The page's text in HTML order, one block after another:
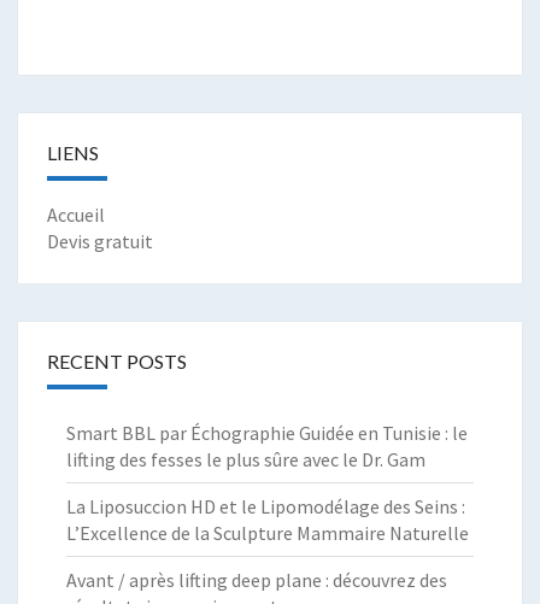
LIENS
Accueil
Devis gratuit
RECENT POSTS
Smart BBL par Échographie Guidée en Tunisie : le
lifting des fesses le plus sûre avec le Dr. Gam
La Liposuccion HD et le Lipomodélage des Seins :
L’Excellence de la Sculpture Mammaire Naturelle
Avant / après lifting deep plane : découvrez des